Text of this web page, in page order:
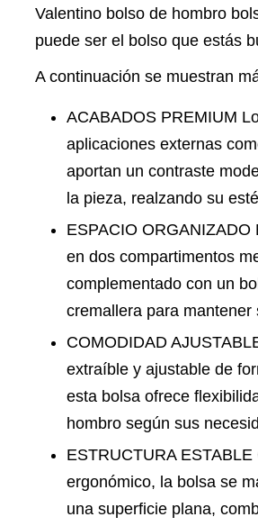
Valentino bolso de hombro
puede ser el bolso que estás
A continuación se muestran
ACABADOS PREMIUM
aplicaciones externas
aportan un contraste
la pieza, realzando su
ESPACIO
en dos compartimentos
complementado con un
cremallera para
COMODIDAD
extraíble y ajustable de
esta bolsa ofrece
hombro según sus
ESTRUCTURA
ergonómico, la bolsa se
una superficie plana,